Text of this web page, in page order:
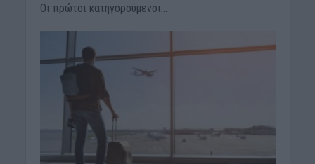
Οι πρώτοι κατηγορούμενοι...